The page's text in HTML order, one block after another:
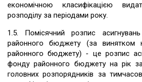
економічною класифікацією
розподілу за періодами року.
1.5. Помісячний розпис
районного бюджету (за винятком
районного бюджету) - це розпис
фонду районного бюджету на рік
головних розпорядників за